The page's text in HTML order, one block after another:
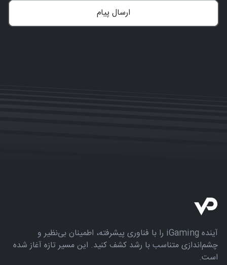
آینده iGaming را با فناوری پیشرفته، اطمینان بی‌نظیر و
چشم‌اندازی متناسب با رشد کشف کنید. این مسیر تازه آغاز شده
است.